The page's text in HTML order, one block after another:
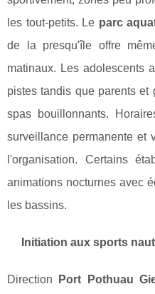
les tout-petits. Le parc
de la presqu'île offre
matinaux. Les adolescents
pistes tandis que parents et
spas bouillonnants.
surveillance permanente et
l'organisation. Certains
animations nocturnes avec
les bassins.
Initiation aux sports
Direction Port Pothuau